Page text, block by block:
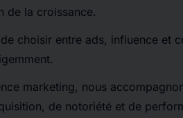
de la croissance.
choisir entre ads, influence et
marketing, nous
de notoriété et de